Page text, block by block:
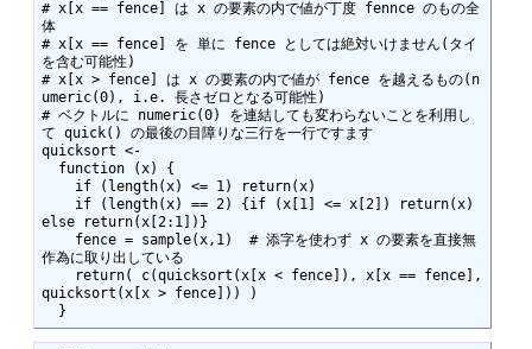
# x[x == fence] は x の要素の内で値が丁度 fennce のもの全
体
# x[x == fence] を 単に fence としては絶対いけません(タイ
を含む可能性)
# x[x > fence] は x の要素の内で値が fence を越えるもの(n
umeric(0), i.e. 長さゼロとなる可能性)
# ベクトルに numeric(0) を連結しても変わらないことを利用し
て quick() の最後の目障りな三行を一行ですます
quicksort <-
else return(x[2:1])}
作為に取り出している
quicksort(x[x > fence])) )
  }